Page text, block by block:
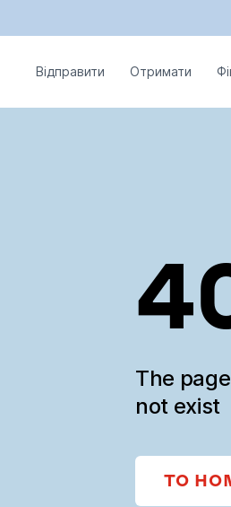
Відправити Отримати
The
not exist
TO